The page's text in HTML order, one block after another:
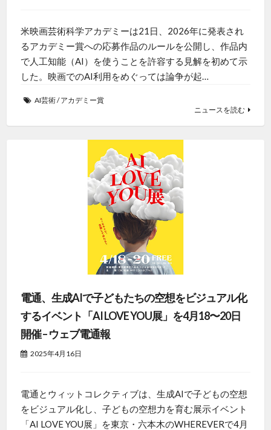
米映画芸術科学アカデミーは21日、2026年に発表され
るアカデミー賞への応募作品のルールを公開し、作品内
で人工知能（AI）を使うことを許容する見解を初めて示
した。映画でのAI利用をめぐっては論争が起…
AI芸術/アカデミー賞
ニュースを読む
電通、生成AIで子どもたちの空想をビジュアル化
するイベント「AI LOVE YOU展」を4月18〜20日
開催 – ウェブ電通報
2025年4月16日
電通とウィットコレクティブは、生成AIで子どもの空想
をビジュアル化し、子どもの空想力を育む展示イベント
「AI LOVE YOU展」を東京・六本木のWHEREVERで4月